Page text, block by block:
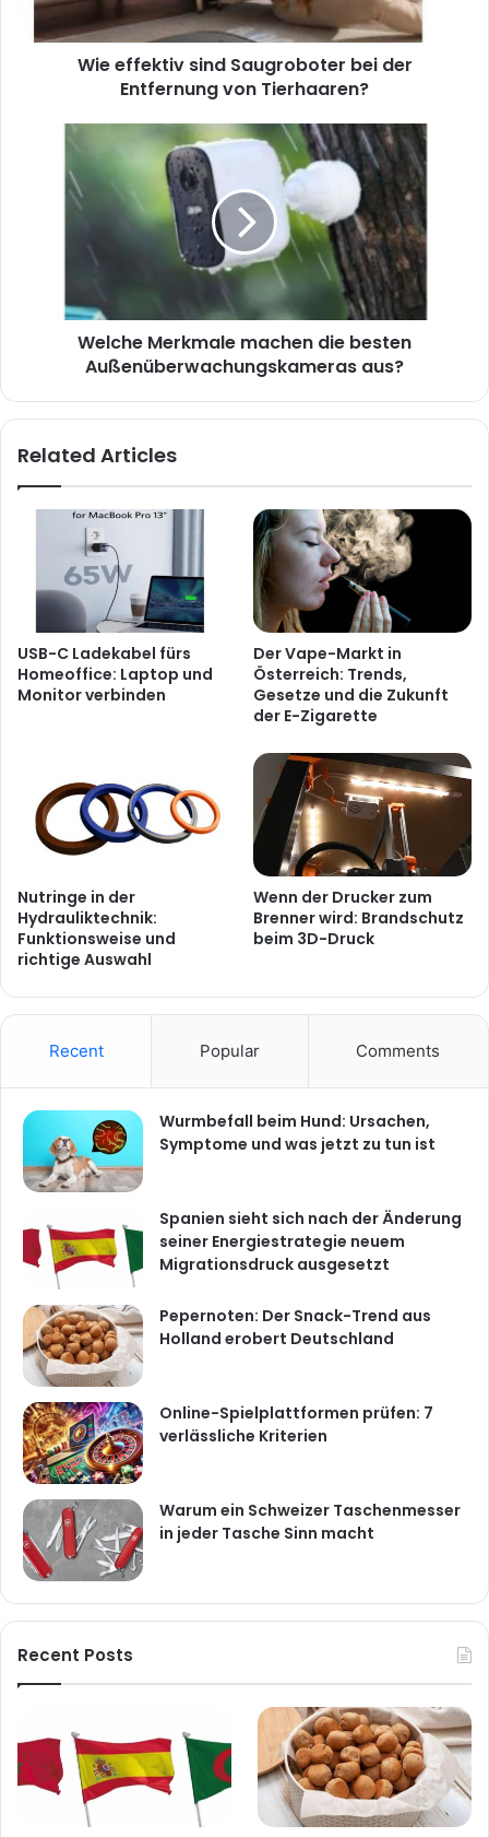
Wie effektiv sind Saugroboter bei der
Entfernung von Tierhaaren?
Welche Merkmale machen die besten
Außenüberwachungskameras aus?
Related Articles
USB-C Ladekabel fürs
Homeoffice: Laptop und
Monitor verbinden
Der Vape-Markt in
Österreich: Trends,
Gesetze und die Zukunft
der E-Zigarette
Nutringe in der
Hydrauliktechnik:
Funktionsweise und
richtige Auswahl
Wenn der Drucker zum
Brenner wird: Brandschutz
beim 3D-Druck
Recent Popular Comments
Wurmbefall beim Hund: Ursachen,
Symptome und was jetzt zu tun ist
Spanien sieht sich nach der Änderung
seiner Energiestrategie neuem
Migrationsdruck ausgesetzt
Pepernoten: Der Snack-Trend aus
Holland erobert Deutschland
Online-Spielplattformen prüfen: 7
verlässliche Kriterien
Warum ein Schweizer Taschenmesser
in jeder Tasche Sinn macht
Recent Posts